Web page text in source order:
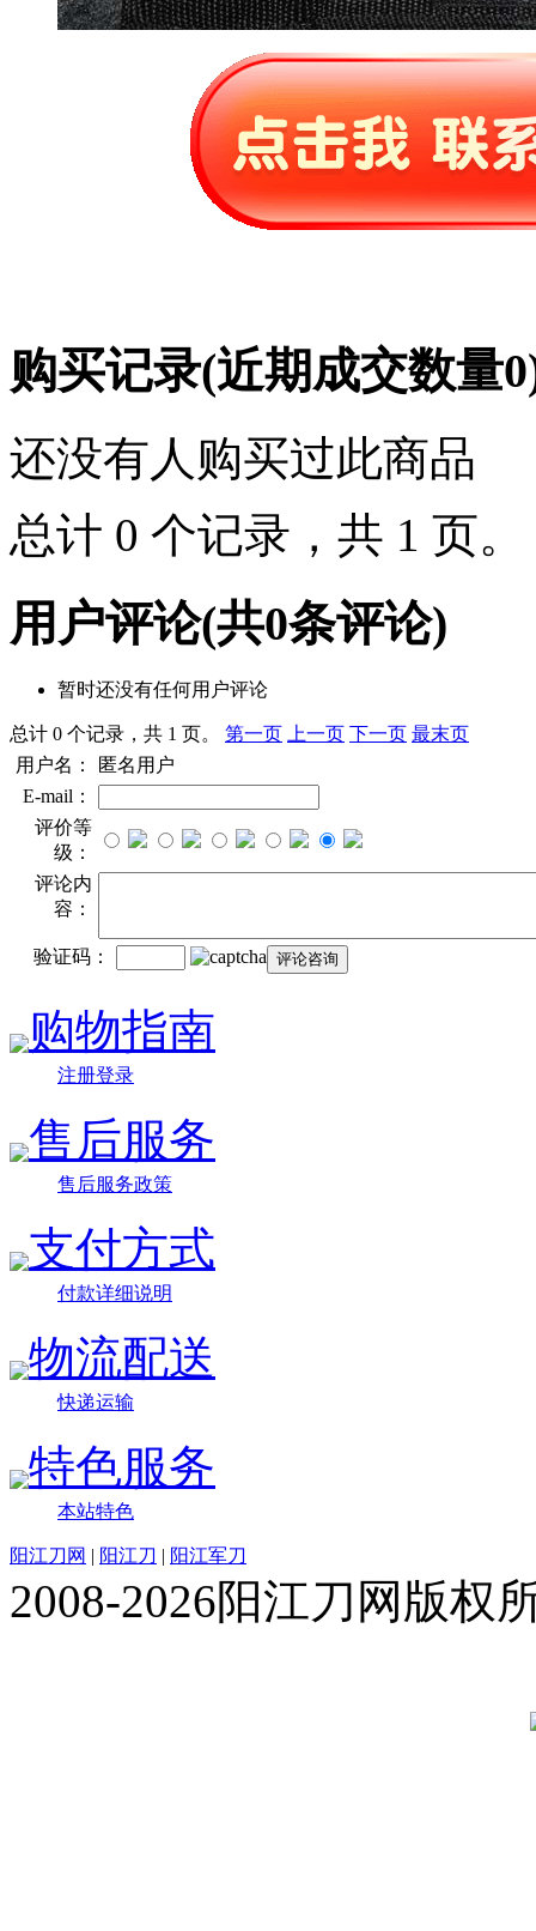
购买记录(近期成交数量0
还没有人购买过此商品
总计 0 个记录，共 1 页。
用户评论(共0条评论)
暂时还没有任何用户评论
总计 0 个记录，共 1 页。 第一页 上一页 下一页 最末页
用户名：
匿名用户
E-mail：
评价等
级：
评论内
容：
验证码：
购物指南
注册登录
售后服务
售后服务政策
支付方式
付款详细说明
物流配送
快递运输
特色服务
本站特色
阳江刀网 | 阳江刀 | 阳江军刀
2008-2026阳江刀网版权